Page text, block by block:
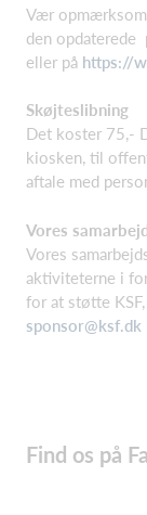
Vær opmærksom
den opdaterede
eller på https://
Skøjteslibning
Det koster 75,-
kiosken, til
aftale med
Vores
Vores
aktiviteterne i
for at støtte
sponsor@ksf.dk
Find os på